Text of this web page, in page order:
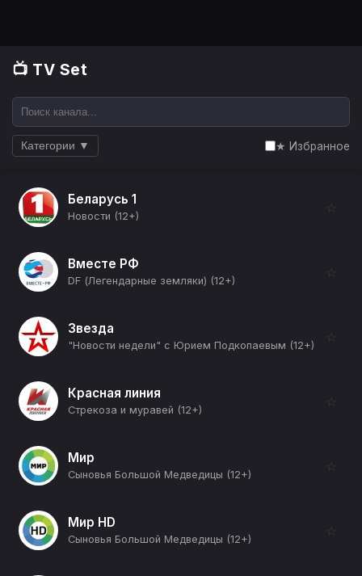
📺 TV Set
Категории ▼ ★ Избранное
Беларусь 1
Новости (12+)
☆
Вместе РФ
DF (Легендарные земляки) (12+)
☆
Звезда
"Новости недели" с Юрием Подкопаевым (12+)
☆
Красная линия
Стрекоза и муравей (12+)
☆
Мир
Сыновья Большой Медведицы (12+)
☆
Мир HD
Сыновья Большой Медведицы (12+)
☆